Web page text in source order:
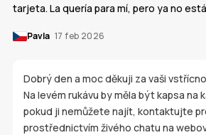
tarjeta. La quería para mí, pero ya no
Pavla 17 feb 2026
Dobrý den a moc děkuji za vaši
Na levém rukávu by měla být kapsa na
pokud ji nemůžete najít, kontaktujte
prostřednictvím živého chatu na